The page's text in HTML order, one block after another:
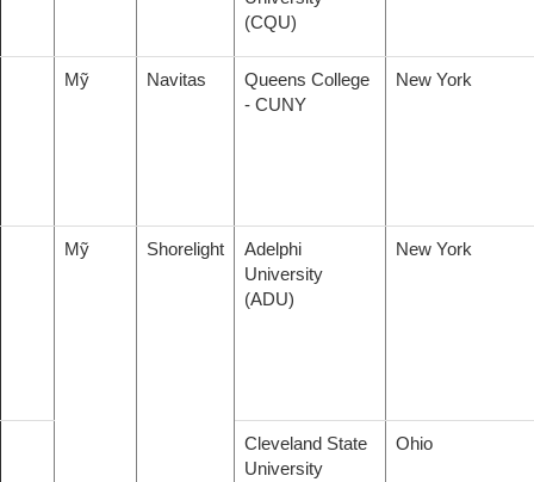
(CQU)
Mỹ Navitas
Queens College
- CUNY
New York
Mỹ Shorelight
Adelphi
University
(ADU)
New York
Cleveland State
University
Ohio